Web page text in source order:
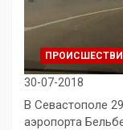
30-07-2018
В Севастополе
аэропорта